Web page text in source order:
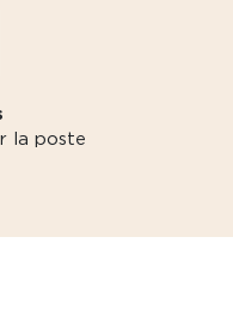
la poste